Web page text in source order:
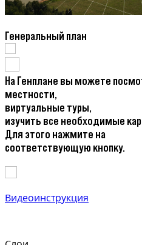
Генеральный план
На Генплане вы можете
местности,
виртуальные туры,
изучить все необходимые
Для этого нажмите на
соответствующую кнопку.
Видеоинструкция